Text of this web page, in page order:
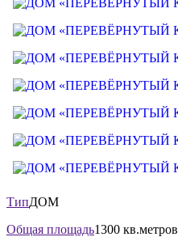
ТипДОМ
Общая площадь1300 кв.метров